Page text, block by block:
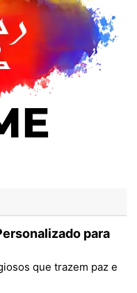
para
que trazem paz e